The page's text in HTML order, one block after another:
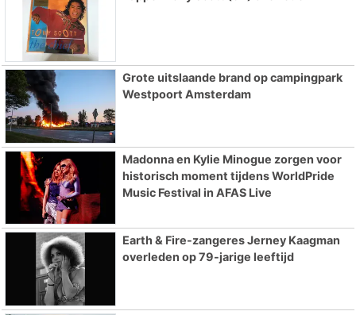
Grote uitslaande brand op campingpark
Westpoort Amsterdam
Madonna en Kylie Minogue zorgen voor
historisch moment tijdens WorldPride
Music Festival in AFAS Live
Earth & Fire-zangeres Jerney Kaagman
overleden op 79-jarige leeftijd